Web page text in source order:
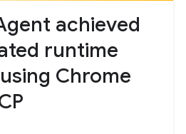
achieved
runtime
Chrome